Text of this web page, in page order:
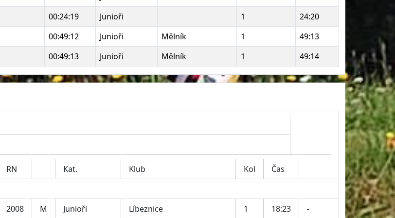
00:24:19 Junioři 1
24:20
00:49:12 Junioři Mělník 1
49:13
00:49:13 Junioři Mělník 1 49:14
RN Kat. Klub Kol
Čas
2008 M Junioři Líbeznice 1 18:23 -